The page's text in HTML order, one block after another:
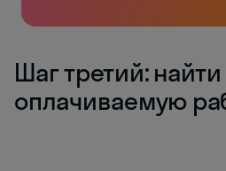
Шаг третий:
оплачиваемую